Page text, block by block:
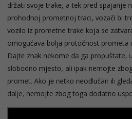
držati svoje trake, a tek pred spajanje
prohodnoj prometnoj traci, vozači bi
vozilo iz prometne trake koja se
omogućava bolja protočnost prometa
Dajte znak nekome da ga propuštate,
slobodno mjesto, ali ipak nemojte
promet. Ako je netko neodlučan ili
dalje, nemojte zbog toga dodatno